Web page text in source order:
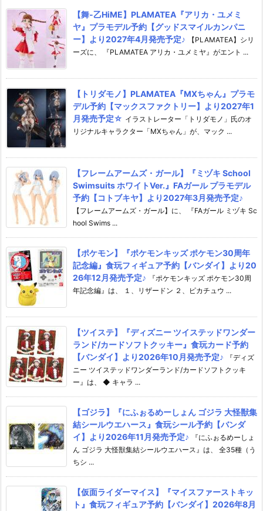
【舞-乙HiME】PLAMATEA『アリカ・ユメミ
ヤ』プラモデル予約【グッドスマイルカンパニ
ー】より2027年4月発売予定♪
【PLAMATEA】シリ
ーズに、 『PLAMATEA アリカ・ユメミヤ』がエント ...
【トリダモノ】PLAMATEA『MXちゃん』プラモ
デル予約【マックスファクトリー】より2027年1
月発売予定☆ イラストレーター「トリダモノ」氏のオ
リジナルキャラクター「MXちゃん」が、マック ...
【フレームアームズ・ガール】『ミヅキ School
Swimsuits ホワイトVer.』FAガール プラモデル
予約【コトブキヤ】より2027年3月発売予定♪
【フレームアームズ・ガール】に、 『FAガール ミヅキ Sc
hool Swims ...
【ポケモン】『ポケモンキッズ ポケモン30周年
記念編』食玩フィギュア予約【バンダイ】より20
26年12月発売予定♪
『ポケモンキッズ ポケモン30周
年記念編』は、 １、リザードン ２、ピカチュウ ...
【ツイステ】『ディズニー ツイステッドワンダー
ランド/カードソフトクッキー』食玩カード予約
【バンダイ】より2026年10月発売予定♪
『ディズ
ニー ツイステッドワンダーランド/カードソフトクッキ
ー』は、 ◆ キャラ ...
【ゴジラ】『にふぉるめーしょん ゴジラ 大怪獣集
結シールウエハース』食玩シール予約【バンダ
イ】より2026年11月発売予定♪
『にふぉるめーしょ
ん ゴジラ 大怪獣集結シールウエハース』は、 全35種（う
ちシ ...
【仮面ライダーマイス】『マイスファーストキッ
ト』食玩フィギュア予約【バンダイ】2026年8月